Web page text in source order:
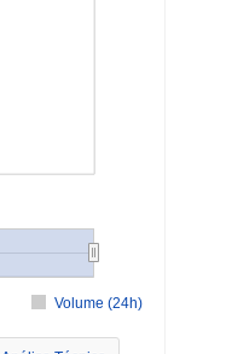
Volume (24h)